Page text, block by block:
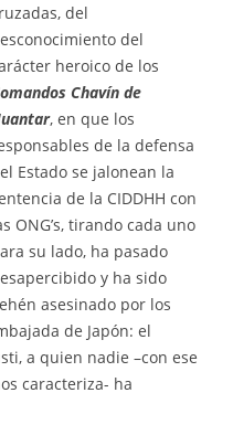
del
del
heroico de los
Chavín de
, en que los
de la defensa
Estado se jalonean la
de la CIDDHH con
ONG’s, tirando cada uno
su lado, ha pasado
y ha sido
asesinado por los
de Japón: el
a quien nadie –con ese
caracteriza- ha